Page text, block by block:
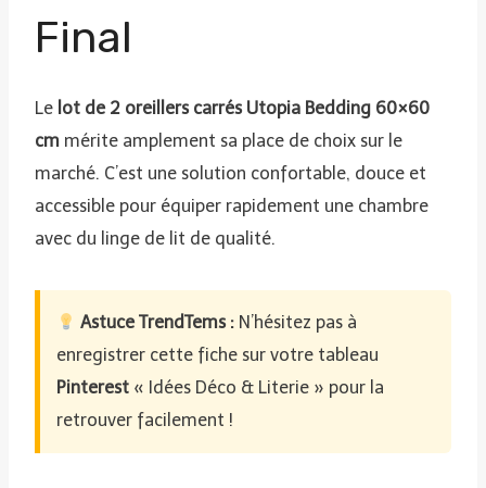
Final
Le lot de 2 oreillers carrés Utopia Bedding 60×60
cm mérite amplement sa place de choix sur le
marché. C’est une solution confortable, douce et
accessible pour équiper rapidement une chambre
avec du linge de lit de qualité.
Astuce TrendTems : N’hésitez pas à
enregistrer cette fiche sur votre tableau
Pinterest « Idées Déco & Literie » pour la
retrouver facilement !